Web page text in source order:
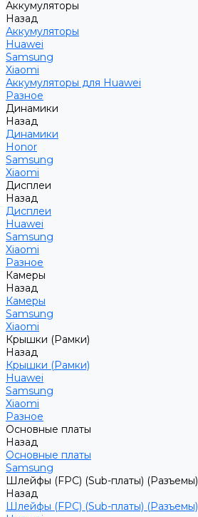
Аккумуляторы
Назад
Аккумуляторы
Huawei
Samsung
Xiaomi
Аккумуляторы для Huawei
Разное
Динамики
Назад
Динамики
Honor
Samsung
Xiaomi
Дисплеи
Назад
Дисплеи
Huawei
Samsung
Xiaomi
Разное
Камеры
Назад
Камеры
Samsung
Xiaomi
Крышки (Рамки)
Назад
Крышки (Рамки)
Huawei
Samsung
Xiaomi
Разное
Основные платы
Назад
Основные платы
Samsung
Шлейфы (FPC) (Sub-платы) (Разъемы)
Назад
Шлейфы (FPC) (Sub-платы) (Разъемы)